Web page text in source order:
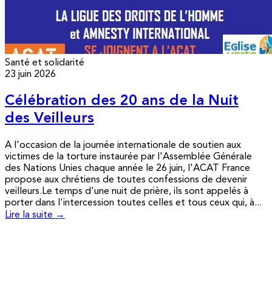
Santé et solidarité
23 juin 2026
Célébration des 20 ans de la Nuit
des Veilleurs
A l'occasion de la journée internationale de soutien aux
victimes de la torture instaurée par l'Assemblée Générale
des Nations Unies chaque année le 26 juin, l'ACAT France
propose aux chrétiens de toutes confessions de devenir
veilleurs.Le temps d'une nuit de prière, ils sont appelés à
porter dans l'intercession toutes celles et tous ceux qui, à...
Lire la suite →